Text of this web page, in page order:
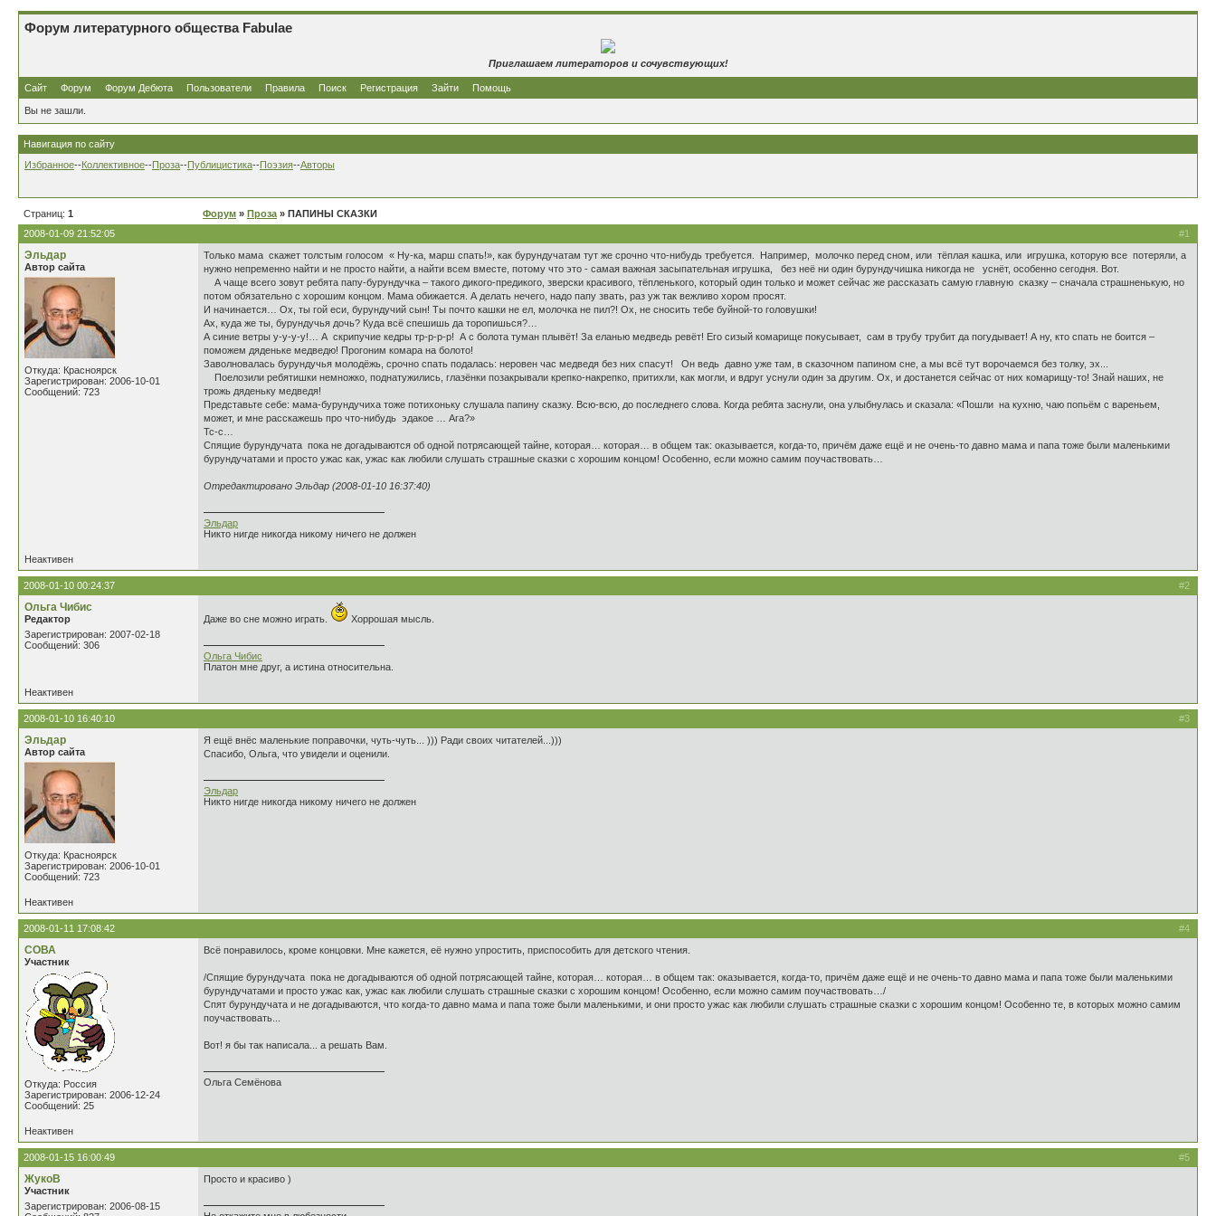
Форум литературного общества Fabulae
Приглашаем литераторов и сочувствующих!
Сайт Форум Форум Дебюта Пользователи Правила Поиск Регистрация Зайти Помощь
Вы не зашли.
Навигация по сайту
Избранное--Коллективное--Проза--Публицистика--Поэзия--Авторы
Страниц: 1 Форум » Проза » ПАПИНЫ СКАЗКИ
#1
2008-01-09 21:52:05
Эльдар
Автор сайта
Откуда: Красноярск
Зарегистрирован: 2006-10-01
Сообщений: 723
Только мама скажет толстым голосом « Ну-ка, марш спать!», как бурундучатам тут же срочно что-нибудь требуется. Например, молочко перед сном, или тёплая кашка, или игрушка, которую все потеряли, а
нужно непременно найти и не просто найти, а найти всем вместе, потому что это - самая важная засыпательная игрушка, без неё ни один бурундучишка никогда не уснёт, особенно сегодня. Вот.
А чаще всего зовут ребята папу-бурундучка – такого дикого-предикого, зверски красивого, тёпленького, который один только и может сейчас же рассказать самую главную сказку – сначала страшненькую, но
потом обязательно с хорошим концом. Мама обижается. А делать нечего, надо папу звать, раз уж так вежливо хором просят.
И начинается… Ох, ты гой еси, бурундучий сын! Ты почто кашки не ел, молочка не пил?! Ох, не сносить тебе буйной-то головушки!
Ах, куда же ты, бурундучья дочь? Куда всё спешишь да торопишься?…
А синие ветры у-у-у-у!… А скрипучие кедры тр-р-р-р! А с болота туман плывёт! За еланью медведь ревёт! Его сизый комарище покусывает, сам в трубу трубит да погудывает! А ну, кто спать не боится –
поможем дяденьке медведю! Прогоним комара на болото!
Заволновалась бурундучья молодёжь, срочно спать подалась: неровен час медведя без них спасут! Он ведь давно уже там, в сказочном папином сне, а мы всё тут ворочаемся без толку, эх...
Поелозили ребятишки немножко, поднатужились, глазёнки позакрывали крепко-накрепко, притихли, как могли, и вдруг уснули один за другим. Ох, и достанется сейчас от них комарищу-то! Знай наших, не
трожь дяденьку медведя!
Представьте себе: мама-бурундучиха тоже потихоньку слушала папину сказку. Всю-всю, до последнего слова. Когда ребята заснули, она улыбнулась и сказала: «Пошли на кухню, чаю попьём с вареньем,
может, и мне расскажешь про что-нибудь эдакое … Ага?»
Тс-с…
Спящие бурундучата пока не догадываются об одной потрясающей тайне, которая… которая… в общем так: оказывается, когда-то, причём даже ещё и не очень-то давно мама и папа тоже были маленькими
бурундучатами и просто ужас как, ужас как любили слушать страшные сказки с хорошим концом! Особенно, если можно самим поучаствовать…
Отредактировано Эльдар (2008-01-10 16:37:40)
Эльдар
Никто нигде никогда никому ничего не должен
Неактивен
#2
2008-01-10 00:24:37
Ольга Чибис
Редактор
Зарегистрирован: 2007-02-18
Сообщений: 306
Даже во сне можно играть. Хоррошая мысль.
Ольга Чибис
Платон мне друг, а истина относительна.
Неактивен
#3
2008-01-10 16:40:10
Эльдар
Автор сайта
Откуда: Красноярск
Зарегистрирован: 2006-10-01
Сообщений: 723
Я ещё внёс маленькие поправочки, чуть-чуть... ))) Ради своих читателей...)))
Спасибо, Ольга, что увидели и оценили.
Эльдар
Никто нигде никогда никому ничего не должен
Неактивен
#4
2008-01-11 17:08:42
СОВА
Участник
Откуда: Россия
Зарегистрирован: 2006-12-24
Сообщений: 25
Всё понравилось, кроме концовки. Мне кажется, её нужно упростить, приспособить для детского чтения.
/Спящие бурундучата пока не догадываются об одной потрясающей тайне, которая… которая… в общем так: оказывается, когда-то, причём даже ещё и не очень-то давно мама и папа тоже были маленькими
бурундучатами и просто ужас как, ужас как любили слушать страшные сказки с хорошим концом! Особенно, если можно самим поучаствовать…/
Спят бурундучата и не догадываются, что когда-то давно мама и папа тоже были маленькими, и они просто ужас как любили слушать страшные сказки с хорошим концом! Особенно те, в которых можно самим
поучаствовать...
Вот! я бы так написала... а решать Вам.
Ольга Семёнова
Неактивен
#5
2008-01-15 16:00:49
ЖукоВ
Участник
Зарегистрирован: 2006-08-15
Просто и красиво )